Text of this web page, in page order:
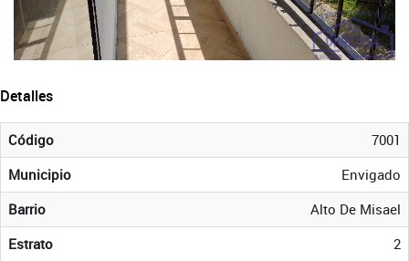
Detalles
Código
7001
Municipio
Envigado
Barrio
Alto De Misael
Estrato
2